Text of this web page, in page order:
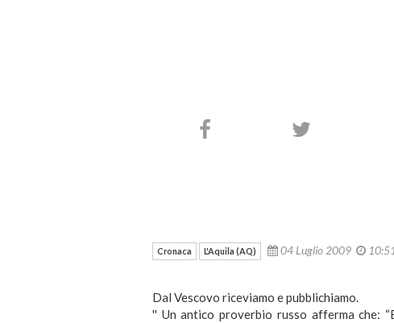
Cronaca L'Aquila (AQ) 04 Luglio 2009 10:51
Dal Vescovo riceviamo e pubblichiamo.
'' Un antico proverbio russo afferma che: